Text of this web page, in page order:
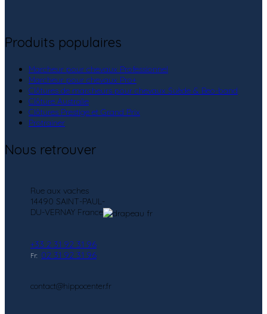
Produits populaires
Marcheur pour chevaux Professionnel
Marcheur pour chevaux Pro+
Clôtures de marcheurs pour chevaux Suède & Beo-band
Clôture Australie
Clôtures Prestige et Grand Prix
Protrainer
Nous retrouver
Rue aux vaches
14490 SAINT-PAUL-
DU-VERNAY France
+33 2 31 92 31 96
Fr: 02 31 92 31 96
contact@hippocenter.fr